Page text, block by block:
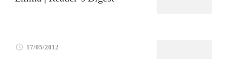
17/05/2012